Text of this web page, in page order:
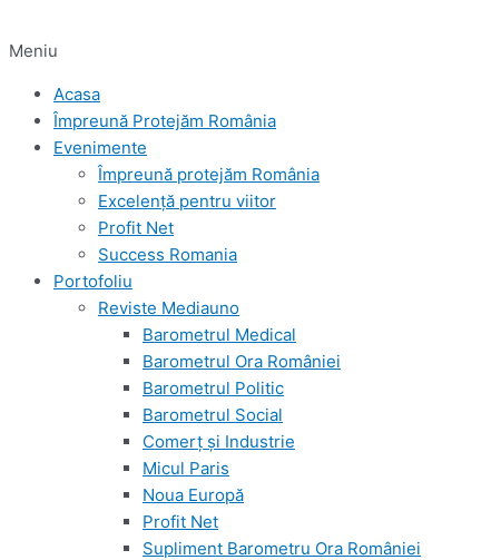
Meniu
Acasa
Împreună Protejăm România
Evenimente
Împreună protejăm România
Excelență pentru viitor
Profit Net
Success Romania
Portofoliu
Reviste Mediauno
Barometrul Medical
Barometrul Ora României
Barometrul Politic
Barometrul Social
Comerț și Industrie
Micul Paris
Noua Europă
Profit Net
Supliment Barometru Ora României